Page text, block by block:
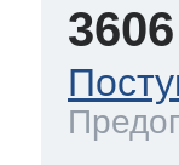
3606